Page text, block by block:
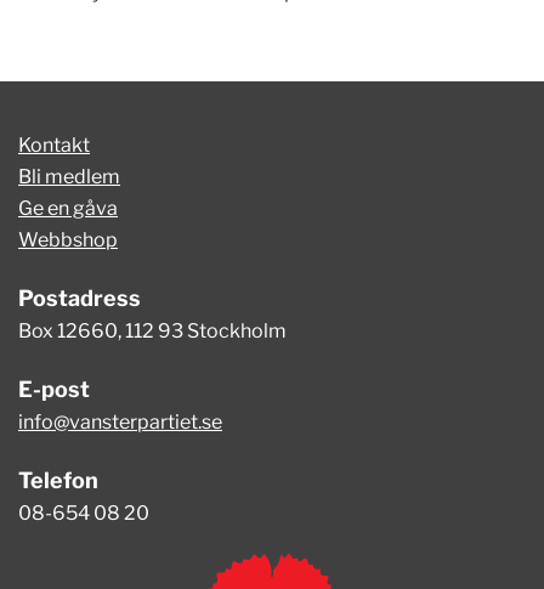
Kontakt
Bli medlem
Ge en gåva
Webbshop
Postadress
Box 12660, 112 93 Stockholm
E-post
info@vansterpartiet.se
Telefon
08-654 08 20